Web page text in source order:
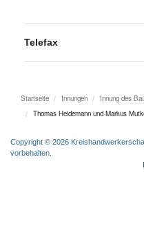
Telefax
Startseite Innungen
Innung des
Thomas Heidemann und Markus
Copyright © 2026
vorbehalten.